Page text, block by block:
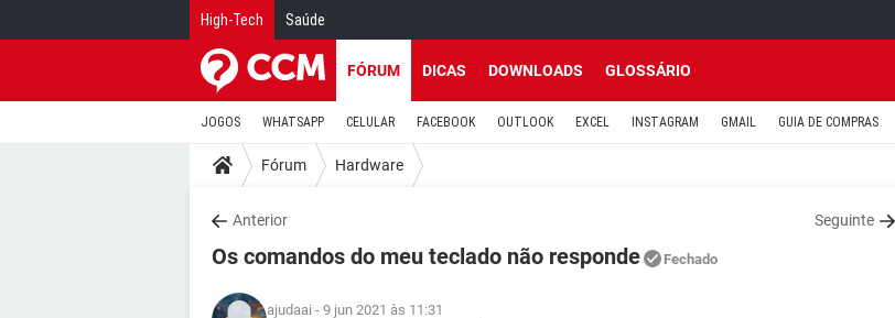
High-Tech Saúde
FÓRUM DICAS DOWNLOADS GLOSSÁRIO
JOGOS WHATSAPP CELULAR FACEBOOK OUTLOOK EXCEL INSTAGRAM GMAIL GUIA DE COMPRAS
Fórum Hardware
Anterior Seguinte
Os comandos do meu teclado não responde Fechado
ajudaai - 9 jun 2021 às 11:31